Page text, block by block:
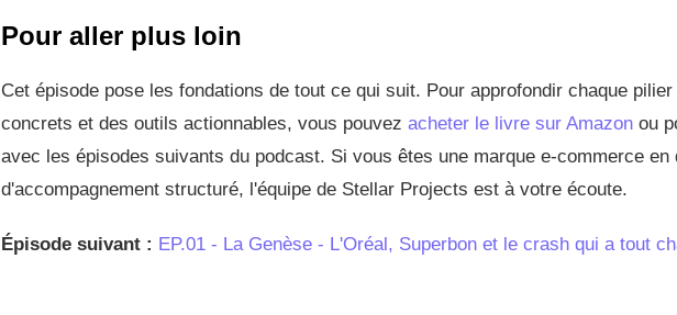
Pour aller plus loin
Cet épisode pose les fondations de tout ce qui suit. Pour approfondir chaque
concrets et des outils actionnables, vous pouvez acheter le livre sur Amazon ou
avec les épisodes suivants du podcast. Si vous êtes une marque e-commerce en
d'accompagnement structuré, l'équipe de Stellar Projects est à votre écoute.
Épisode suivant : EP.01 - La Genèse - L'Oréal, Superbon et le crash qui a tout